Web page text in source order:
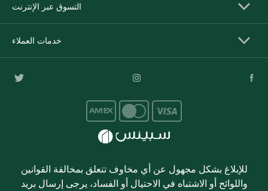
التسوق عبر الإنترنت
خدمات العملاء
للإبلاغ بشكل مجهول عن أي مخاوف تتعلق بمخالفة القوانين
واللوائح أو الاشتباه في الاحتيال أو الفساد، يرجى إرسال بريد